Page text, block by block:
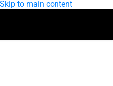
Skip to main content